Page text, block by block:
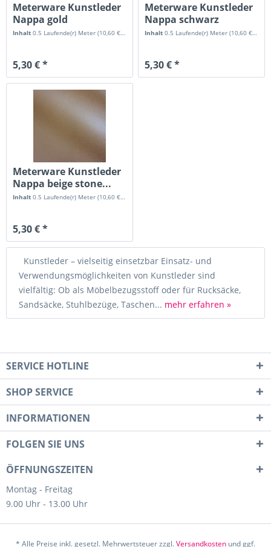
Meterware Kunstleder
Nappa gold
Möbelbezug...
Inhalt0.5 Laufende(r) Meter(10,60 € * / 1 Laufende(r) Meter)
5,30 € *
Meterware Kunstleder
Nappa schwarz
Möbelbezug...
Inhalt0.5 Laufende(r) Meter(10,60 € * / 1 Laufende(r) Meter)
5,30 € *
Meterware Kunstleder
Nappa beige stone...
Inhalt0.5 Laufende(r) Meter(10,60 € * / 1 Laufende(r) Meter)
5,30 € *
Kunstleder – vielseitig einsetzbar Einsatz- und
Verwendungsmöglichkeiten von Kunstleder sind
vielfältig: Ob als Möbelbezugsstoff oder für Rucksäcke,
Sandsäcke, Stuhlbezüge, Taschen... mehr erfahren »
SERVICE HOTLINE
SHOP SERVICE
INFORMATIONEN
FOLGEN SIE UNS
ÖFFNUNGSZEITEN
Montag - Freitag
9.00 Uhr - 13.00 Uhr
* Alle Preise inkl. gesetzl. Mehrwertsteuer zzgl.Versandkosten und ggf.